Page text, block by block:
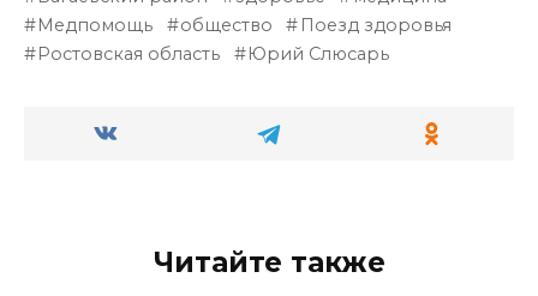
Медпомощь
общество
Поезд здоровья
Ростовская область
Юрий Слюсарь
Читайте также